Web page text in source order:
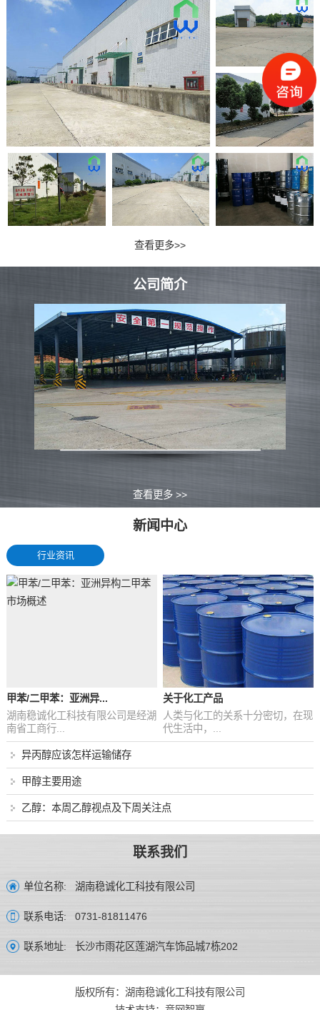
查看更多>>
公司简介
查看更多 >>
新闻中心
行业资讯
甲苯/二甲苯：亚洲异...
湖南稳诚化工科技有限公司是经湖
南省工商行...
关于化工产品
人类与化工的关系十分密切，在现
代生活中，...
异丙醇应该怎样运输储存
甲醇主要用途
乙醇：本周乙醇视点及下周关注点
联系我们
单位名称: 湖南稳诚化工科技有限公司
联系电话: 0731-81811476
联系地址: 长沙市雨花区莲湖汽车饰品城7栋202
版权所有：湖南稳诚化工科技有限公司